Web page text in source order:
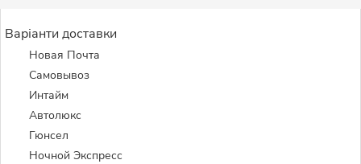
Варіанти доставки
Новая Почта
Самовывоз
Интайм
Автолюкс
Гюнсел
Ночной Экспресс